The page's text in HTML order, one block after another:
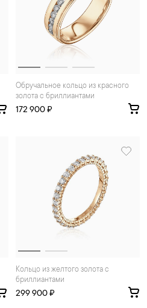
Обручальное кольцо из красного
золота с бриллиантами
172 900 ₽
Кольцо из желтого золота с
бриллиантами
299 900 ₽